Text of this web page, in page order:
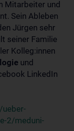
Mitarbeiter und
Sein Ableben
Jürgen sehr
seiner Familie
Kolleg:innen
und
LinkedIn
2/meduni-